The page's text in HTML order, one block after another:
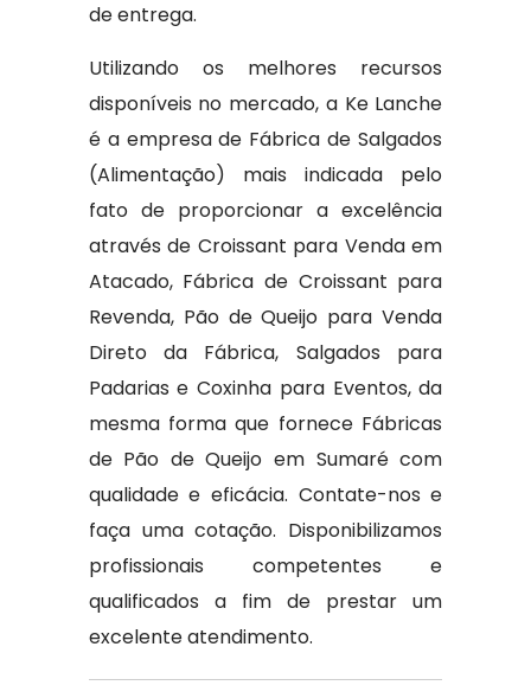
de entrega.
Utilizando os melhores recursos
disponíveis no mercado, a Ke Lanche
é a empresa de Fábrica de Salgados
(Alimentação) mais indicada pelo
fato de proporcionar a excelência
através de Croissant para Venda em
Atacado, Fábrica de Croissant para
Revenda, Pão de Queijo para Venda
Direto da Fábrica, Salgados para
Padarias e Coxinha para Eventos, da
mesma forma que fornece Fábricas
de Pão de Queijo em Sumaré com
qualidade e eficácia. Contate-nos e
faça uma cotação. Disponibilizamos
profissionais competentes e
qualificados a fim de prestar um
excelente atendimento.